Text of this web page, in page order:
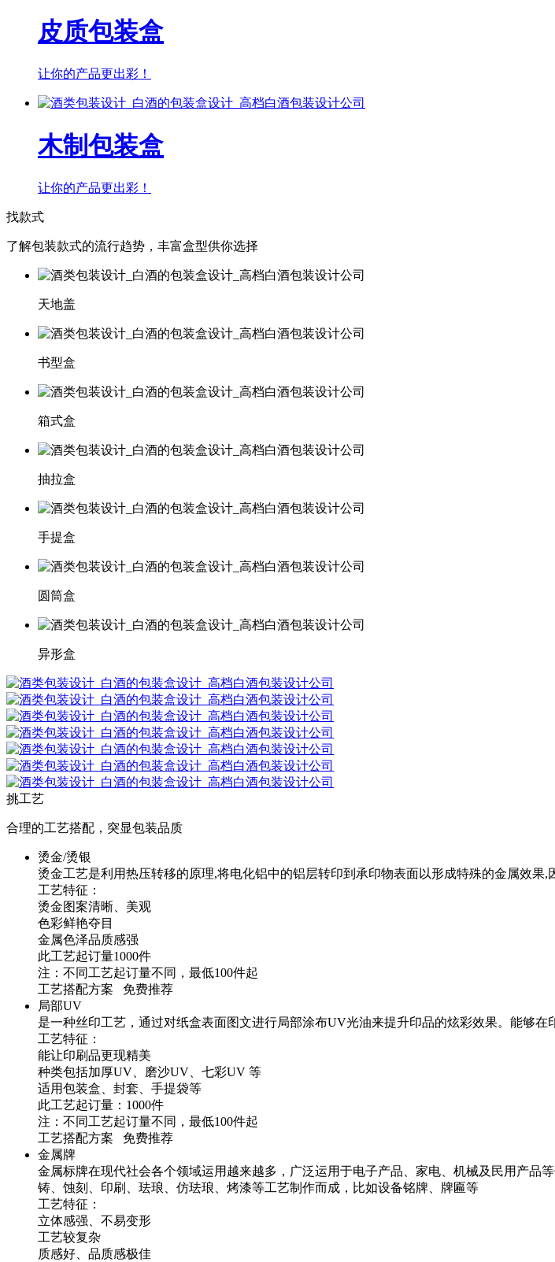
皮质包装盒
让你的产品更出彩！
木制包装盒
让你的产品更出彩！
找款式
了解包装款式的流行趋势，丰富盒型供你选择
天地盖
书型盒
箱式盒
抽拉盒
手提盒
圆筒盒
异形盒
挑工艺
合理的工艺搭配，突显包装品质
烫金/烫银
烫金工艺是利用热压转移的原理,将电化铝中的铝层转印到承印物表面以形成特殊的金属效果,
工艺特征：
烫金图案清晰、美观
色彩鲜艳夺目
金属色泽品质感强
此工艺起订量1000件
注：不同工艺起订量不同，最低100件起
工艺搭配方案 免费推荐
局部UV
是一种丝印工艺，通过对纸盒表面图文进行局部涂布UV光油来提升印品的炫彩效果。能够在
工艺特征：
能让印刷品更现精美
种类包括加厚UV、磨沙UV、七彩UV 等
适用包装盒、封套、手提袋等
此工艺起订量：1000件
注：不同工艺起订量不同，最低100件起
工艺搭配方案 免费推荐
金属牌
金属标牌在现代社会各个领域运用越来越多，广泛运用于电子产品、家电、机械及民用产
铸、蚀刻、印刷、珐琅、仿珐琅、烤漆等工艺制作而成，比如设备铭牌、牌匾等
工艺特征：
立体感强、不易变形
工艺较复杂
质感好、品质感极佳